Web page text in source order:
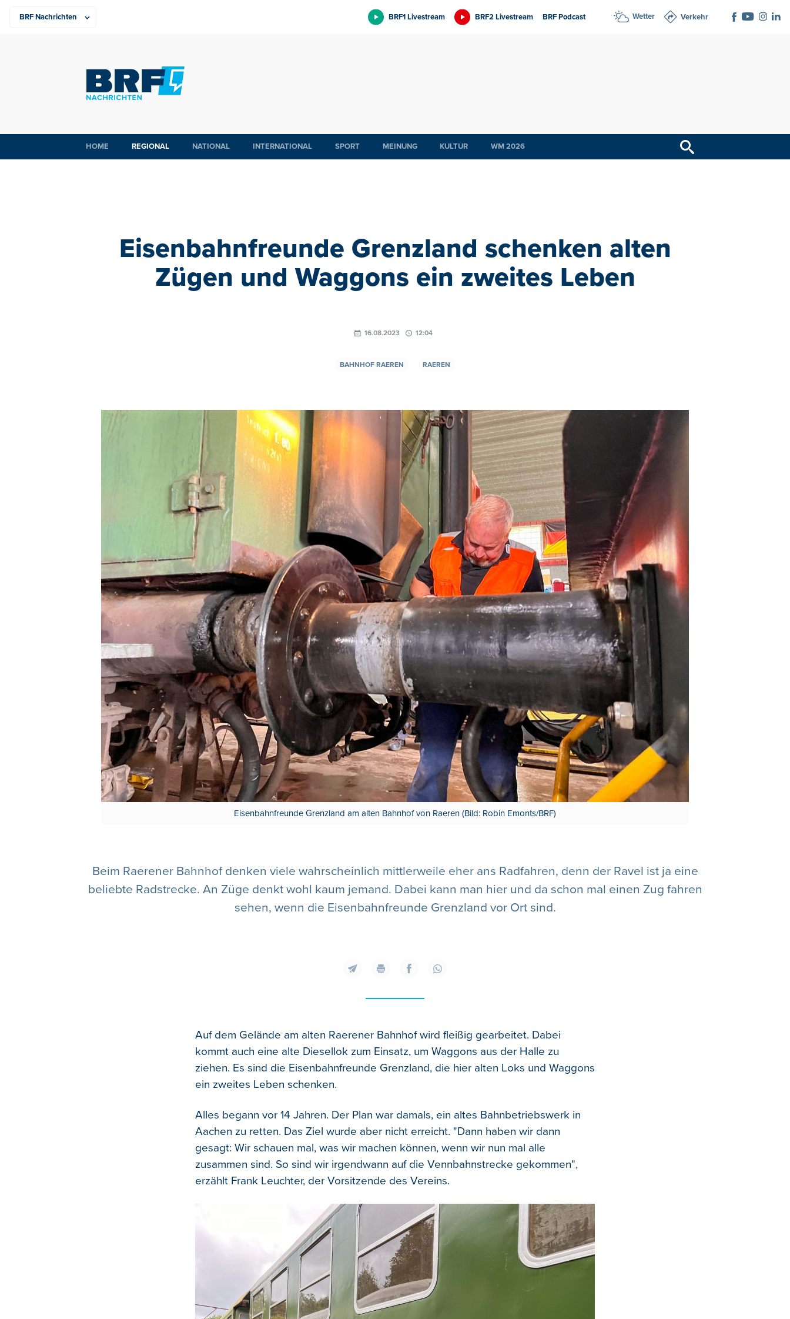
BRF1 Livestream BRF2 Livestream BRF Podcast Wetter Verkehr
HOME REGIONAL NATIONAL INTERNATIONAL SPORT MEINUNG KULTUR WM 2026
Eisenbahnfreunde Grenzland schenken alten
Zügen und Waggons ein zweites Leben
16.08.2023 12:04
BAHNHOF RAEREN RAEREN
Eisenbahnfreunde Grenzland am alten Bahnhof von Raeren (Bild: Robin Emonts/BRF)
Beim Raerener Bahnhof denken viele wahrscheinlich mittlerweile eher ans Radfahren, denn der Ravel ist ja eine
beliebte Radstrecke. An Züge denkt wohl kaum jemand. Dabei kann man hier und da schon mal einen Zug fahren
sehen, wenn die Eisenbahnfreunde Grenzland vor Ort sind.
Auf dem Gelände am alten Raerener Bahnhof wird fleißig gearbeitet. Dabei
kommt auch eine alte Diesellok zum Einsatz, um Waggons aus der Halle zu
ziehen. Es sind die Eisenbahnfreunde Grenzland, die hier alten Loks und Waggons
ein zweites Leben schenken.
Alles begann vor 14 Jahren. Der Plan war damals, ein altes Bahnbetriebswerk in
Aachen zu retten. Das Ziel wurde aber nicht erreicht. "Dann haben wir dann
gesagt: Wir schauen mal, was wir machen können, wenn wir nun mal alle
zusammen sind. So sind wir irgendwann auf die Vennbahnstrecke gekommen",
erzählt Frank Leuchter, der Vorsitzende des Vereins.